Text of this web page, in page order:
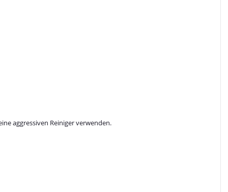
aggressiven Reiniger verwenden.